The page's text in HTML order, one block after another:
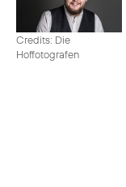
Credits: Die
Hoffotografen